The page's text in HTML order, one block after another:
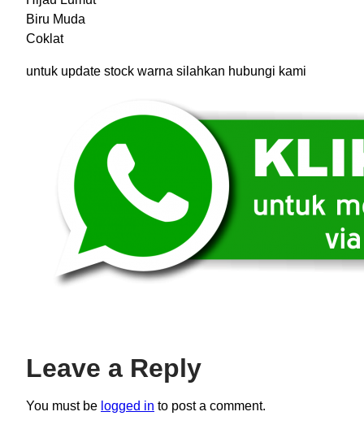
Biru Muda
Coklat
untuk update stock warna silahkan hubungi kami
Leave a Reply
You must be logged in to post a comment.